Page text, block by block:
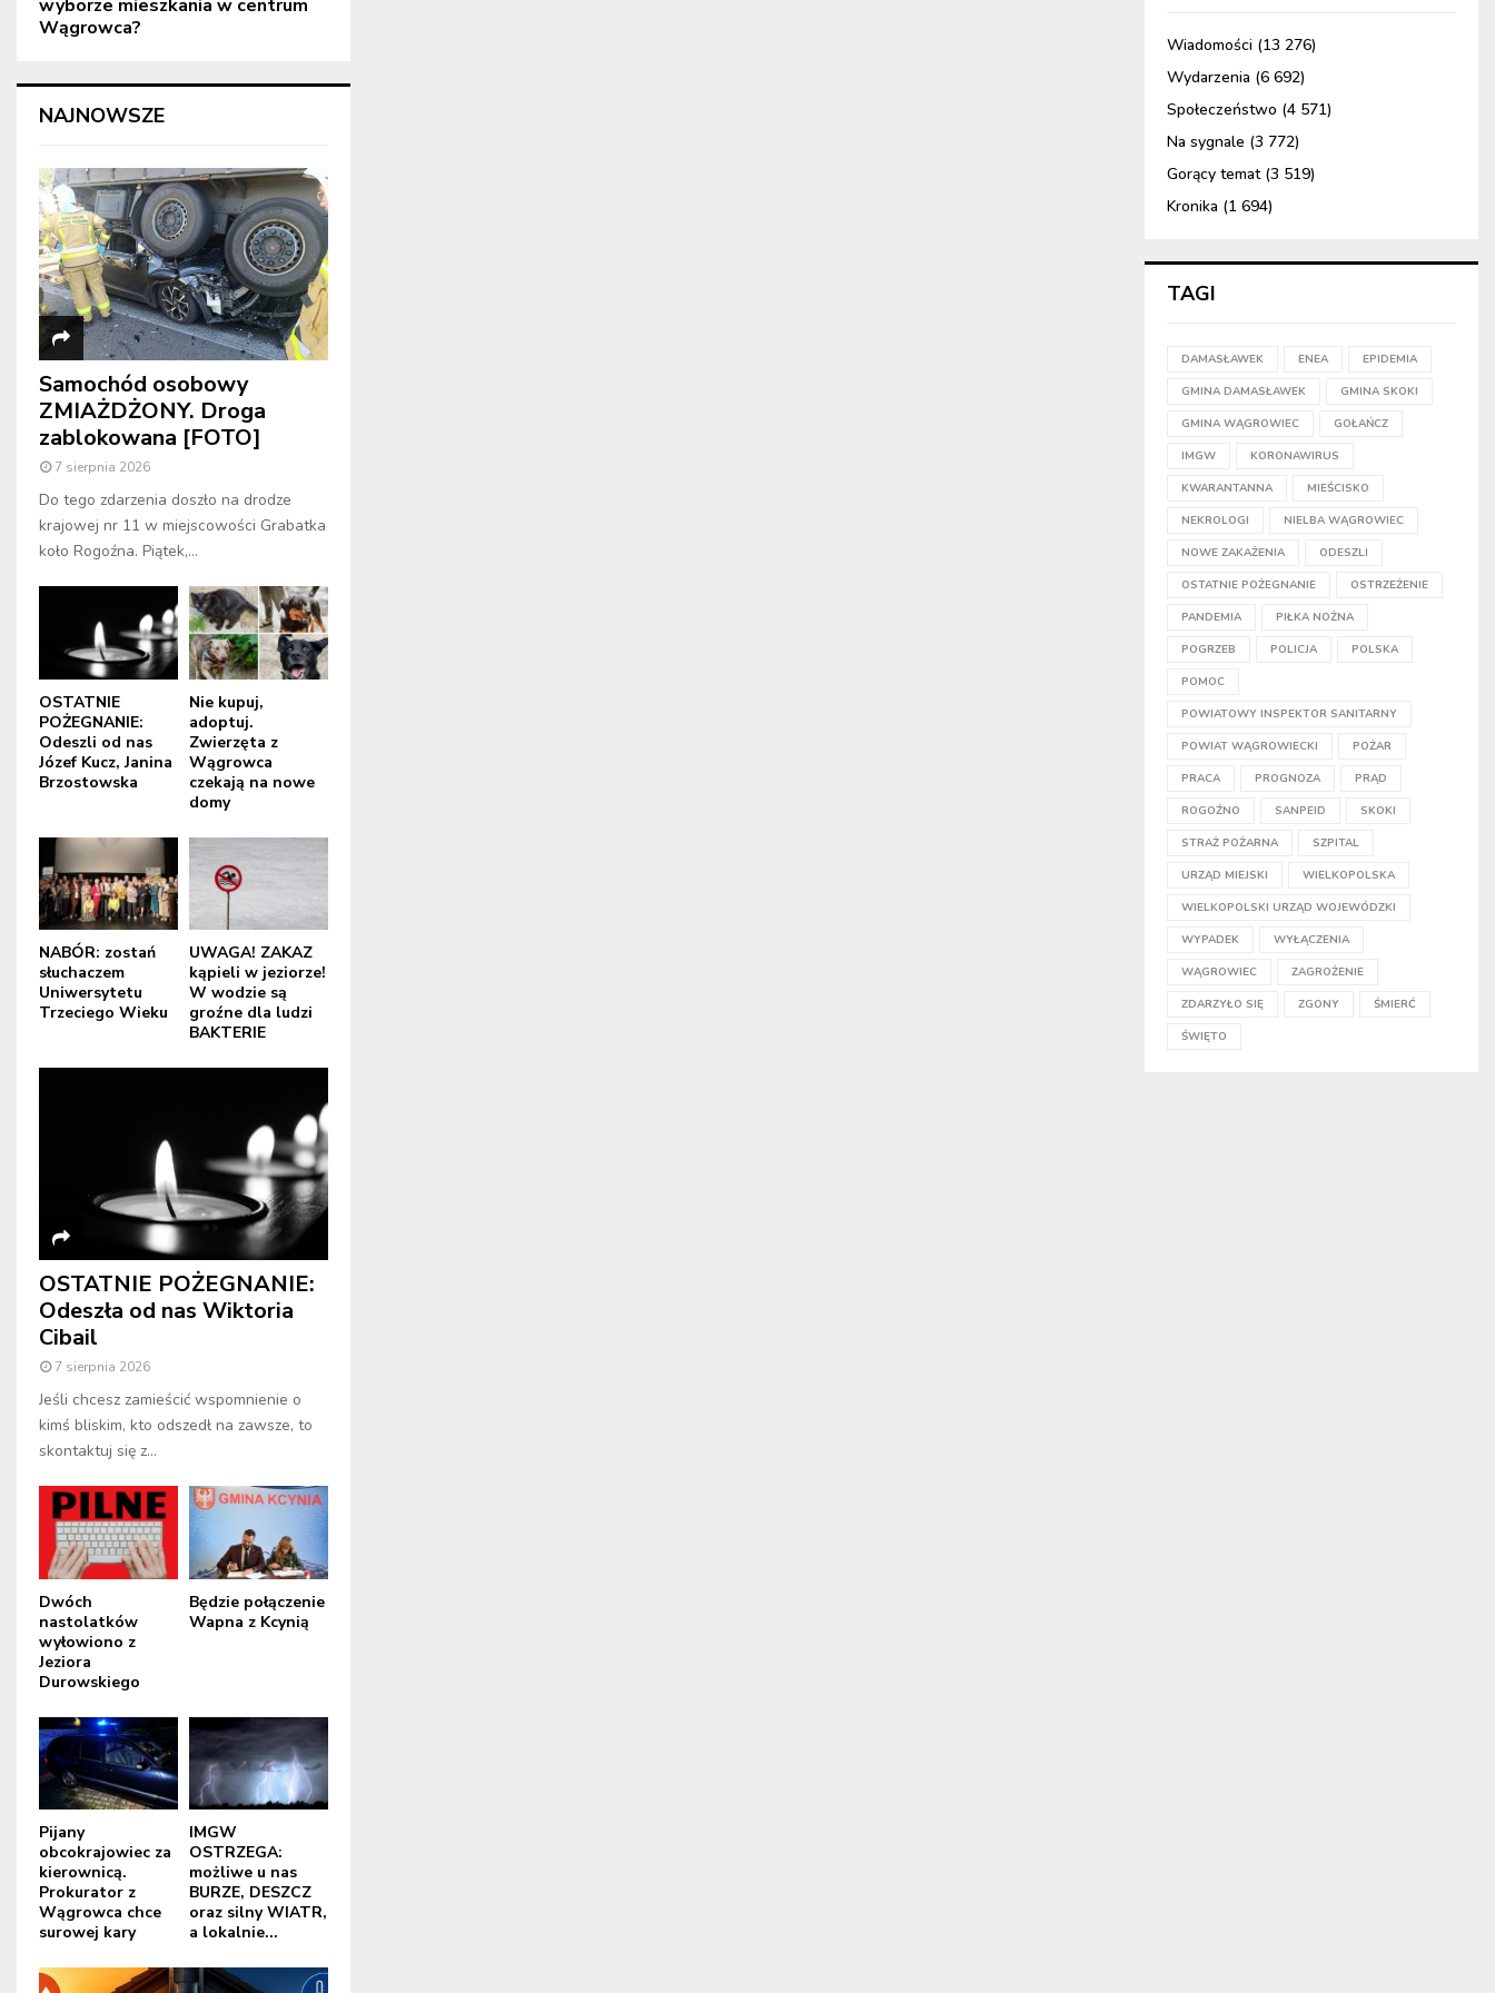
wyborze mieszkania w centrum
Wągrowca?
NAJNOWSZE
Samochód osobowy
ZMIAŻDŻONY. Droga
zablokowana [FOTO]
7 sierpnia 2026
Do tego zdarzenia doszło na drodze
krajowej nr 11 w miejscowości Grabatka
koło Rogoźna. Piątek,...
OSTATNIE
POŻEGNANIE:
Odeszli od nas
Józef Kucz, Janina
Brzostowska
Nie kupuj,
adoptuj.
Zwierzęta z
Wągrowca
czekają na nowe
domy
NABÓR: zostań
słuchaczem
Uniwersytetu
Trzeciego Wieku
UWAGA! ZAKAZ
kąpieli w jeziorze!
W wodzie są
groźne dla ludzi
BAKTERIE
OSTATNIE POŻEGNANIE:
Odeszła od nas Wiktoria
Cibail
7 sierpnia 2026
Jeśli chcesz zamieścić wspomnienie o
kimś bliskim, kto odszedł na zawsze, to
skontaktuj się z...
Dwóch
nastolatków
wyłowiono z
Jeziora
Durowskiego
Będzie połączenie
Wapna z Kcynią
Pijany
obcokrajowiec za
kierownicą.
Prokurator z
Wągrowca chce
surowej kary
IMGW
OSTRZEGA:
możliwe u nas
BURZE, DESZCZ
oraz silny WIATR,
a lokalnie...
Wiadomości (13 276)
Wydarzenia (6 692)
Społeczeństwo (4 571)
Na sygnale (3 772)
Gorący temat(3 519)
Kronika (1 694)
TAGI
DAMASŁAWEK ENEA EPIDEMIA
GMINA DAMASŁAWEK GMINA SKOKI
GMINA WĄGROWIEC GOŁAŃCZ
IMGW KORONAWIRUS
KWARANTANNA MIEŚCISKO
NEKROLOGI NIELBA WĄGROWIEC
NOWE ZAKAŻENIA ODESZLI
OSTATNIE POŻEGNANIE OSTRZEŻENIE
PANDEMIA PIŁKA NOŻNA
POGRZEB POLICJA POLSKA
POMOC
POWIATOWY INSPEKTOR SANITARNY
POWIAT WĄGROWIECKI POŻAR
PRACA PROGNOZA PRĄD
ROGOŹNO SANPEID SKOKI
STRAŻ POŻARNA SZPITAL
URZĄD MIEJSKI WIELKOPOLSKA
WIELKOPOLSKI URZĄD WOJEWÓDZKI
WYPADEK WYŁĄCZENIA
WĄGROWIEC ZAGROŻENIE
ZDARZYŁO SIĘ ZGONY ŚMIERĆ
ŚWIĘTO